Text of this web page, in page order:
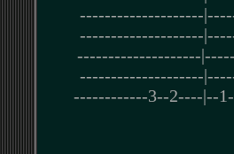
--------------------
--------------------
--------------------
--------------------
------------3--2----|--